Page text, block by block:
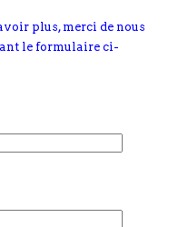
plus, merci de nous
le formulaire ci-